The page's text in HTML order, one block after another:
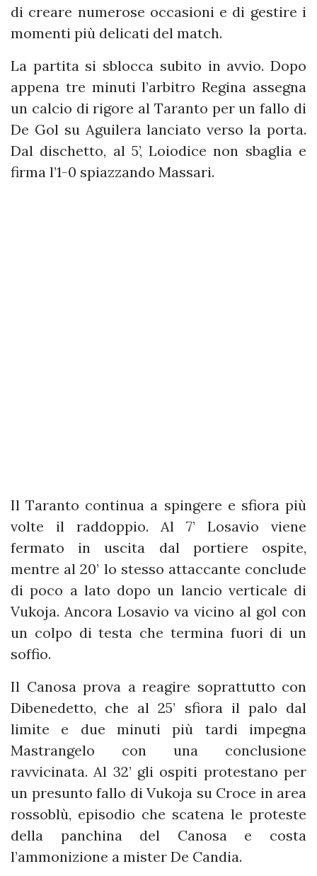
di creare numerose occasioni e di gestire i
momenti più delicati del match.
La partita si sblocca subito in avvio. Dopo
appena tre minuti l’arbitro Regina assegna
un calcio di rigore al Taranto per un fallo di
De Gol su Aguilera lanciato verso la porta.
Dal dischetto, al 5’, Loiodice non sbaglia e
firma l’1-0 spiazzando Massari.
Il Taranto continua a spingere e sfiora più
volte il raddoppio. Al 7’ Losavio viene
fermato in uscita dal portiere ospite,
mentre al 20’ lo stesso attaccante conclude
di poco a lato dopo un lancio verticale di
Vukoja. Ancora Losavio va vicino al gol con
un colpo di testa che termina fuori di un
soffio.
Il Canosa prova a reagire soprattutto con
Dibenedetto, che al 25’ sfiora il palo dal
limite e due minuti più tardi impegna
Mastrangelo con una conclusione
ravvicinata. Al 32’ gli ospiti protestano per
un presunto fallo di Vukoja su Croce in area
rossoblù, episodio che scatena le proteste
della panchina del Canosa e costa
l’ammonizione a mister De Candia.